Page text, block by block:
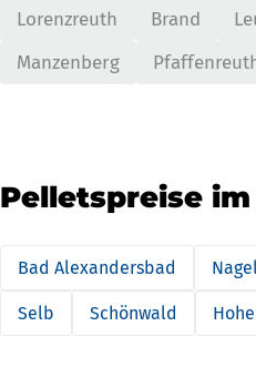
Lorenzreuth Brand
Manzenberg
Pelletspreise
Bad Alexandersbad
Selb Schönwald